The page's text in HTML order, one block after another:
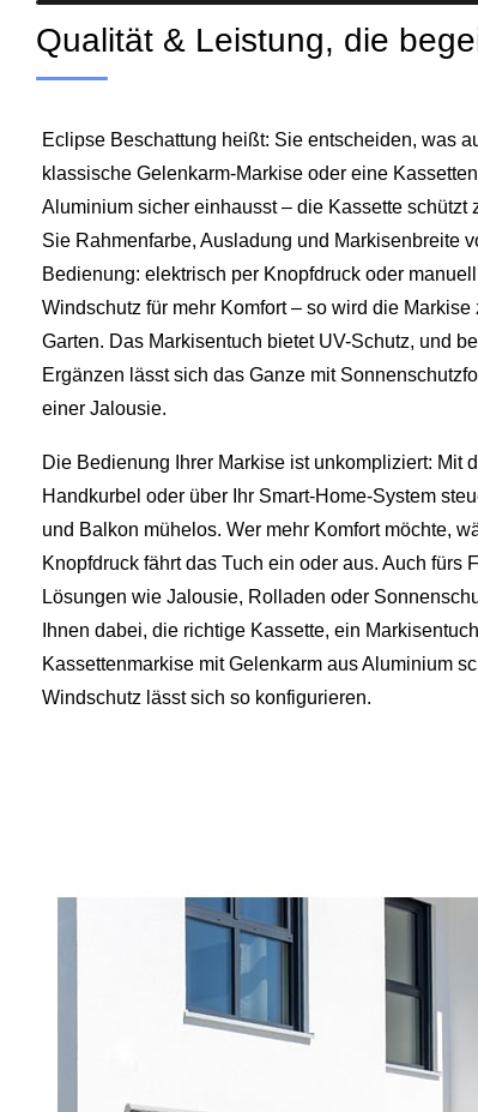
Qualität & Leistung, die
Eclipse Beschattung heißt: Sie entscheiden, was
klassische Gelenkarm-Markise oder eine
Aluminium sicher einhausst – die Kassette schützt
Sie Rahmenfarbe, Ausladung und Markisenbreite
Bedienung: elektrisch per Knopfdruck oder
Windschutz für mehr Komfort – so wird die
Garten. Das Markisentuch bietet UV-Schutz, und
Ergänzen lässt sich das Ganze mit
einer Jalousie.
Die Bedienung Ihrer Markise ist unkompliziert: Mit
Handkurbel oder über Ihr Smart-Home-System
und Balkon mühelos. Wer mehr Komfort möchte,
Knopfdruck fährt das Tuch ein oder aus. Auch fürs
Lösungen wie Jalousie, Rolladen oder
Ihnen dabei, die richtige Kassette, ein
Kassettenmarkise mit Gelenkarm aus Aluminium
Windschutz lässt sich so konfigurieren.